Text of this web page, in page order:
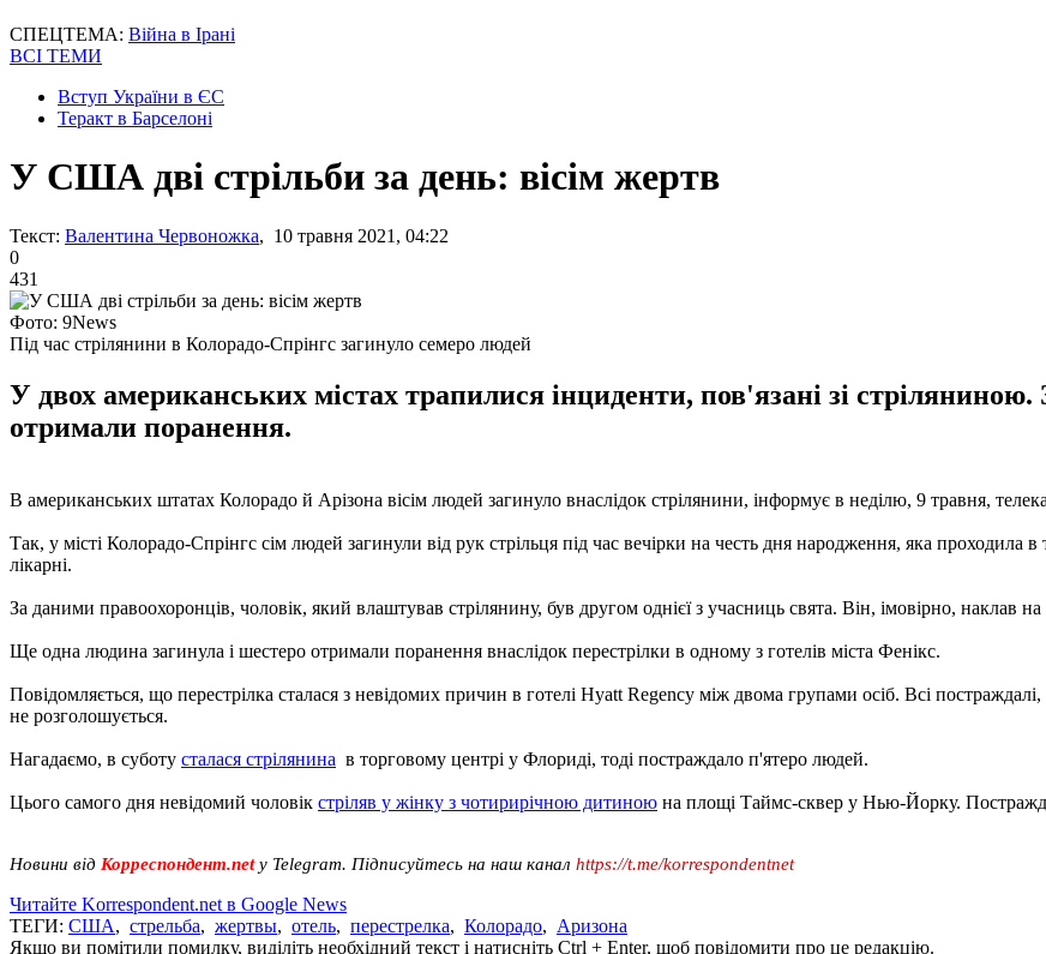
СПЕЦТЕМА: Війна в Ірані
ВСІ ТЕМИ
Вступ України в ЄС
Теракт в Барселоні
У США дві стрільби за день: вісім жертв
Текст: Валентина Червоножка, 10 травня 2021, 04:22
0
431
Фото: 9News
Під час стрілянини в Колорадо-Спрінгс загинуло семеро людей
У двох американських містах трапилися інциденти, пов'язані зі стріляниною.
отримали поранення.
В американських штатах Колорадо й Арізона вісім людей загинуло внаслідок стрілянини, інформує в неділю, 9 травня,
Так, у місті Колорадо-Спрінгс сім людей загинули від рук стрільця під час вечірки на честь дня народження, яка
лікарні.
За даними правоохоронців, чоловік, який влаштував стрілянину, був другом однієї з учасниць свята. Він, імовірно, наклав
Ще одна людина загинула і шестеро отримали поранення внаслідок перестрілки в одному з готелів міста Фенікс.
Повідомляється, що перестрілка сталася з невідомих причин в готелі Hyatt Regency між двома групами осіб. Всі постраждалі,
не розголошується.
Нагадаємо, в суботу сталася стрілянина в торговому центрі у Флориді, тоді постраждало п'ятеро людей.
Цього самого дня невідомий чоловік стріляв у жінку з чотирирічною дитиною на площі Таймс-сквер у Нью-Йорку.
Новини від Корреспондент.netу Telegram. Підписуйтесь на наш канал https://t.me/korrespondentnet
Читайте Korrespondent.net в Google News
ТЕГИ: США, стрельба, жертвы, отель, перестрелка, Колорадо, Аризона
Якщо ви помітили помилку, виділіть необхідний текст і натисніть Ctrl + Enter, щоб повідомити про це редакцію.